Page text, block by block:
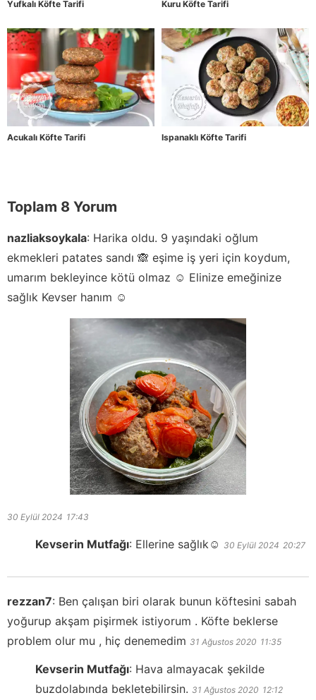
Yufkalı Köfte Tarifi Kuru Köfte Tarifi
Acukalı Köfte Tarifi Ispanaklı Köfte Tarifi
Toplam 8 Yorum
nazliaksoykala: Harika oldu. 9 yaşındaki oğlum
ekmekleri patates sandı 🙈 eşime iş yeri için koydum,
umarım bekleyince kötü olmaz ☺️ Elinize emeğinize
sağlık Kevser hanım ☺️
30 Eylül 2024 17:43
Kevserin Mutfağı: Ellerine sağlık☺️ 30 Eylül 2024 20:27
rezzan7: Ben çalışan biri olarak bunun köftesini sabah
yoğurup akşam pişirmek istiyorum . Köfte beklerse
problem olur mu , hiç denemedim 31 Ağustos 2020 11:35
Kevserin Mutfağı: Hava almayacak şekilde
buzdolabında bekletebilirsin. 31 Ağustos 2020 12:12